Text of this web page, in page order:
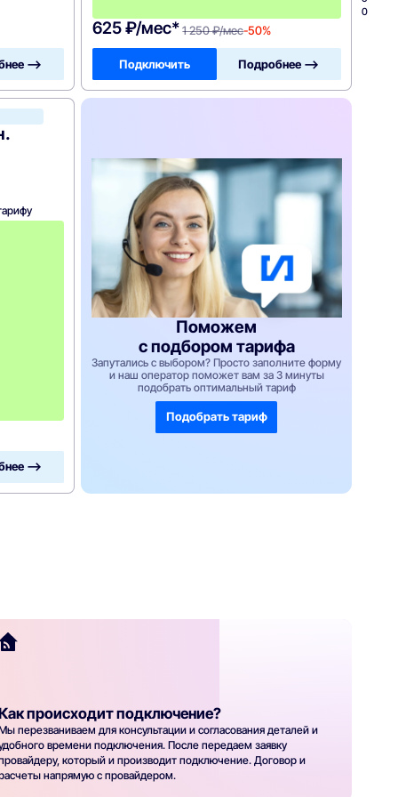
—>
0
625 ₽/мес* 1 250 ₽/мес-50%
Подключить Подробнее —>
—>
Поможем
с подбором тарифа
Запутались с выбором? Просто заполните форму
и наш оператор поможет вам за 3 минуты
подобрать оптимальный тариф
Подобрать тариф
происходит подключение?
перезваниваем для консультации и согласования деталей и
времени подключения. После передаем заявку
который и производит подключение. Договор и
напрямую с провайдером.